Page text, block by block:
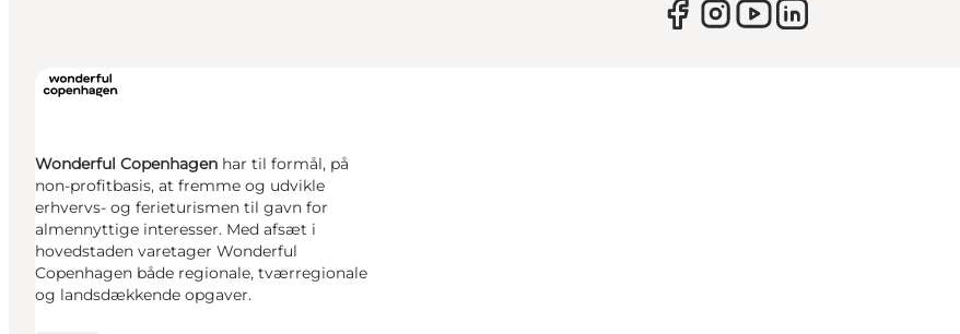
Wonderful Copenhagen har til formål, på
non-profitbasis, at fremme og udvikle
erhvervs- og ferieturismen til gavn for
almennyttige interesser. Med afsæt i
hovedstaden varetager Wonderful
Copenhagen både regionale, tværregionale
og landsdækkende opgaver.